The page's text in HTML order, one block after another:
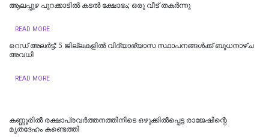
ആലപ്പുഴ പുറക്കാടിൽ കടൽ ക്ഷോഭം; ഒരു വീട് തകർന്നു
READ MORE
റെഡ് അലർട്ട്: 5 ജില്ലകളിൽ വിദ്യാഭ്യാസ സ്ഥാപനങ്ങൾക്ക് ബുധനാഴ്ച
അവധി
READ MORE
കണ്ണൂരിൽ രക്ഷാപ്രവർത്തനത്തിനിടെ ഒഴുക്കിൽപ്പെട്ട രാജേഷിന്റെ
മൃതദേഹം കണ്ടെത്തി